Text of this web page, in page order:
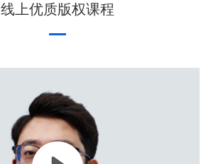
线上优质版权课程